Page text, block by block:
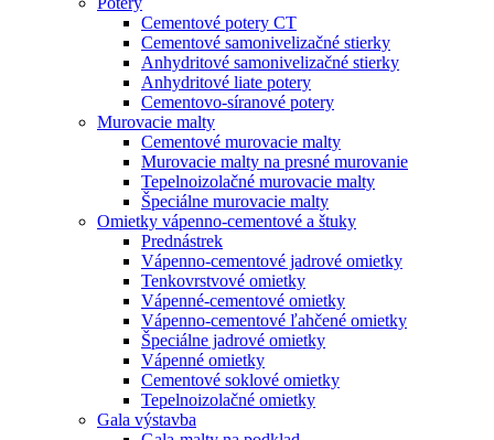
Cementové potery CT
Cementové samonivelizačné stierky
Anhydritové samonivelizačné stierky
Anhydritové liate potery
Cementovo-síranové potery
Murovacie malty
Cementové murovacie malty
Murovacie malty na presné murovanie
Tepelnoizolačné murovacie malty
Špeciálne murovacie malty
Omietky vápenno-cementové a štuky
Prednástrek
Vápenno-cementové jadrové omietky
Tenkovrstvové omietky
Vápenné-cementové omietky
Vápenno-cementové ľahčené omietky
Špeciálne jadrové omietky
Vápenné omietky
Cementové soklové omietky
Tepelnoizolačné omietky
Gala výstavba